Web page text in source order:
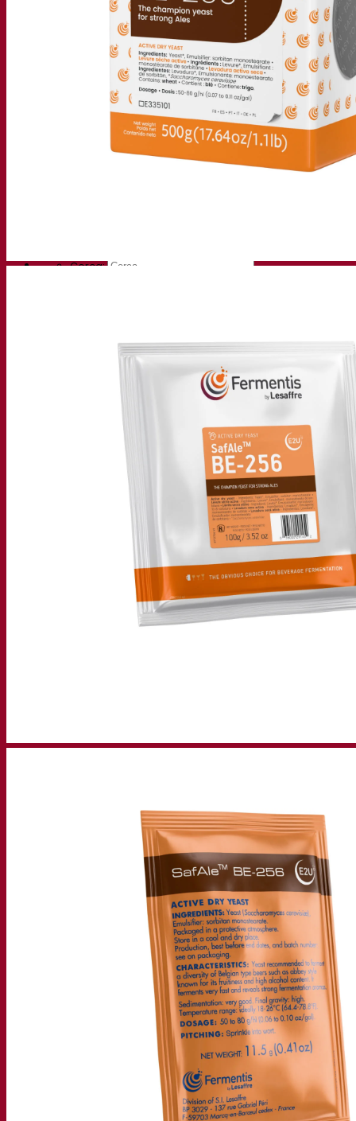
Centro di conoscenza
Approfondimenti degli esperti
FAQ
Video
Registrazioni webinar
Documentazioni
Tips & Tricks per la birra
Documentazione sul vino
Documentazioni sugli alcolici
App Fermentis
Applicazione Fermentis
Cerca: